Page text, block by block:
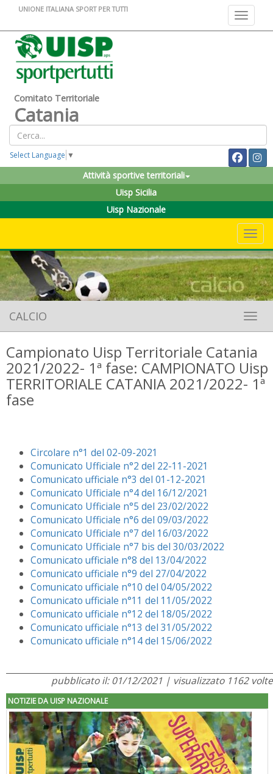
Toggle
UNIONE ITALIANA SPORT PER TUTTI
Comitato Territoriale
Catania
Select Language ▼
Attività sportive territoriali
Uisp Sicilia
Uisp Nazionale
CALCIO
Campionato Uisp Territoriale Catania
2021/2022- 1ª fase: CAMPIONATO Uisp
TERRITORIALE CATANIA 2021/2022- 1ª
fase
Circolare n°1 del 02-09-2021
Comunicato Ufficiale n°2 del 22-11-2021
Comunicato ufficiale n°3 del 01-12-2021
Comunicato Ufficiale n°4 del 16/12/2021
Comunicato Ufficiale n°5 del 23/02/2022
Comunicato Ufficiale n°6 del 09/03/2022
Comunicato Ufficiale n°7 del 16/03/2022
Comunicato Ufficiale n°7 bis del 30/03/2022
Comunicato ufficiale n°8 del 13/04/2022
Comunicato ufficiale n°9 del 27/04/2022
Comunicato ufficiale n°10 del 04/05/2022
Comunicato ufficiale n°11 del 11/05/2022
Comunicato ufficiale n°12 del 18/05/2022
Comunicato ufficiale n°13 del 31/05/2022
Comunicato ufficiale n°14 del 15/06/2022
pubblicato il: 01/12/2021 | visualizzato 1162 volte
NOTIZIE DA UISP NAZIONALE